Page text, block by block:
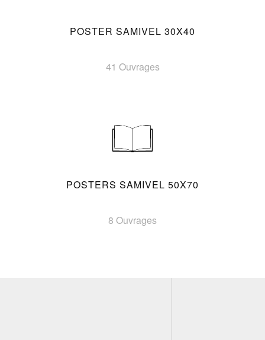
POSTER SAMIVEL 30X40
41 Ouvrages
POSTERS SAMIVEL 50X70
8 Ouvrages